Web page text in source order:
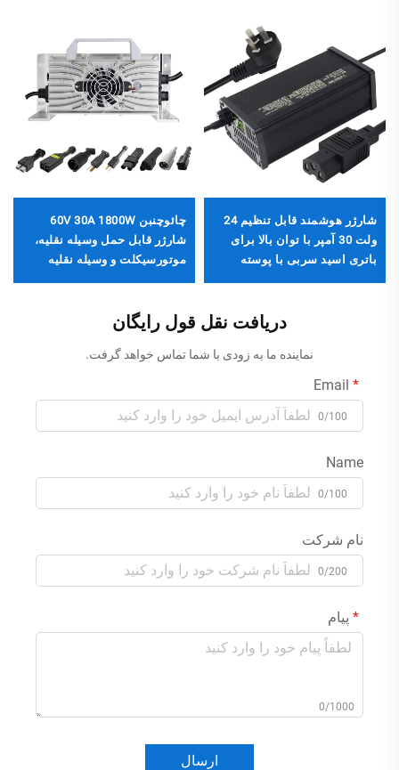
شارژر هوشمند قابل تنظیم 24
ولت 30 آمپر با توان بالا برای
باتری اسید سربی با پوسته
چائوچنبن 60V 30A 1800W
شارژر قابل حمل وسیله نقلیه،
موتورسیکلت و وسیله نقلیه
لیتیوم فسفات آهن (Lifepo4)
دریافت نقل قول رایگان
نماینده ما به زودی با شما تماس خواهد گرفت.
0/100
Name
0/100
نام شرکت
0/200
پیام
0/1000
ارسال